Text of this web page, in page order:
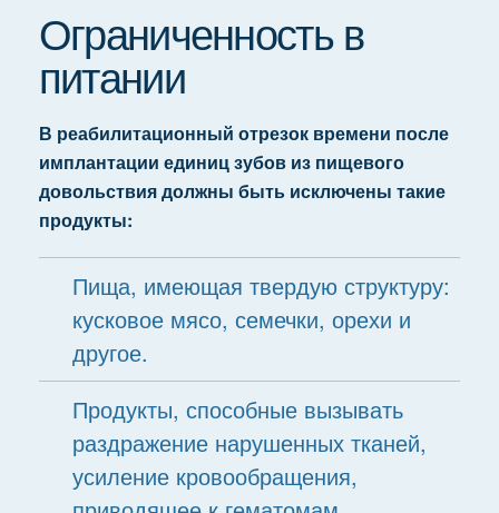
Ограниченность в
питании
В реабилитационный отрезок времени после
имплантации единиц зубов из пищевого
довольствия должны быть исключены такие
продукты:
Пища, имеющая твердую структуру:
кусковое мясо, семечки, орехи и
другое.
Продукты, способные вызывать
раздражение нарушенных тканей,
усиление кровообращения,